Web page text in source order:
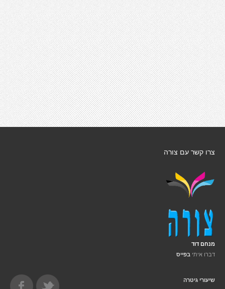
צרו קשר עם צורה
מנחם דוד
דברו איתי בפייס
שיעורי גיטרה